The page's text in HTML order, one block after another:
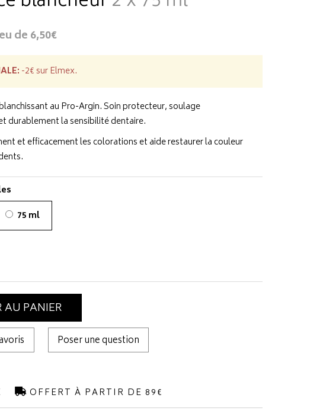
de6,50€
-2€ sur Elmex.
au Pro-Argin. Soin protecteur, soulage
durablement la sensibilité dentaire.
et efficacement les colorations et aide restaurer la couleur
75 ml
AU PANIER
Poser une question
OFFERT À PARTIR DE 89€